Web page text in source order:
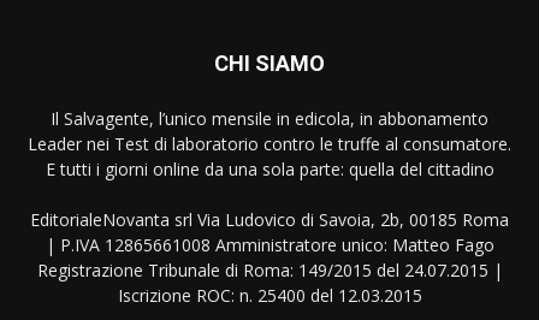
CHI SIAMO
Il Salvagente, l’unico mensile in edicola, in abbonamento
Leader nei Test di laboratorio contro le truffe al consumatore.
E tutti i giorni online da una sola parte: quella del cittadino
EditorialeNovanta srl Via Ludovico di Savoia, 2b, 00185 Roma
| P.IVA 12865661008 Amministratore unico: Matteo Fago
Registrazione Tribunale di Roma: 149/2015 del 24.07.2015 |
Iscrizione ROC: n. 25400 del 12.03.2015